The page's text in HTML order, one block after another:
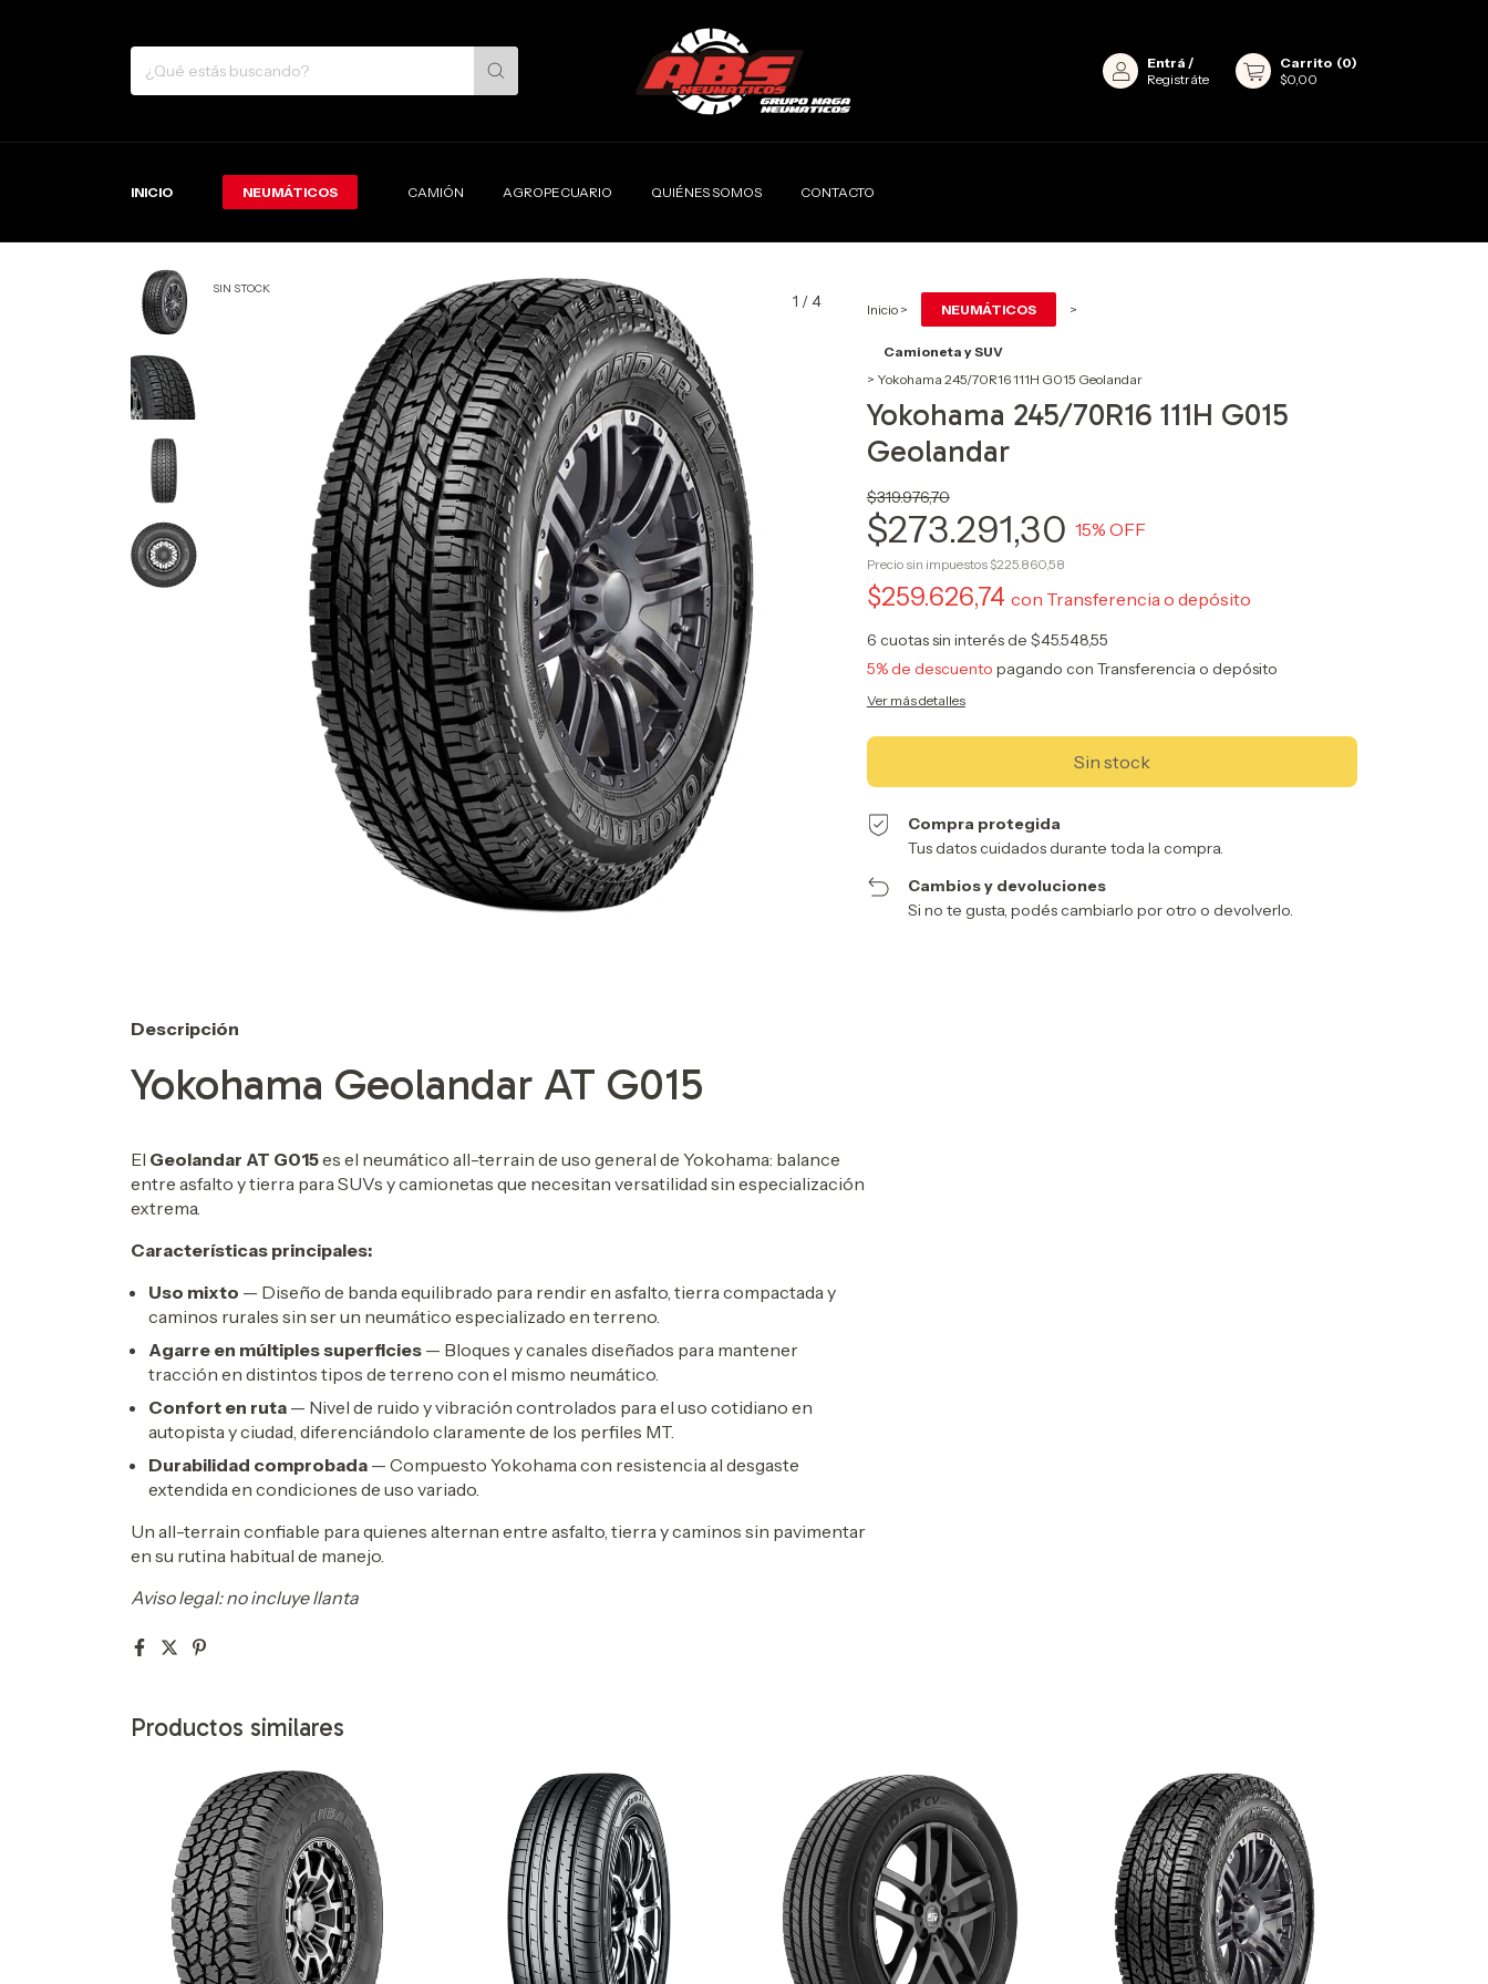
Entrá /
Registráte
Carrito (0)
$0,00
INICIO NEUMÁTICOS CAMIÓN AGROPECUARIO QUIÉNES SOMOS CONTACTO
SIN STOCK
1 /4 Inicio > NEUMÁTICOS >
Camioneta y SUV
> Yokohama 245/70R16 111H G015 Geolandar
Yokohama 245/70R16 111H G015
Geolandar
$319.976,70
$273.291,30 15% OFF
Precio sin impuestos $225.860,58
$259.626,74 con Transferencia o depósito
6 cuotas sin interés de $45.548,55
5% de descuento pagando con Transferencia o depósito
Ver más detalles
Compra protegida
Tus datos cuidados durante toda la compra.
Cambios y devoluciones
Si no te gusta, podés cambiarlo por otro o devolverlo.
Descripción
Yokohama Geolandar AT G015
El Geolandar AT G015es el neumático all-terrain de uso general de Yokohama: balance
entre asfalto y tierra para SUVs y camionetas que necesitan versatilidad sin especialización
extrema.
Características principales:
Uso mixto — Diseño de banda equilibrado para rendir en asfalto, tierra compactada y
caminos rurales sin ser un neumático especializado en terreno.
Agarre en múltiples superficies — Bloques y canales diseñados para mantener
tracción en distintos tipos de terreno con el mismo neumático.
Confort en ruta — Nivel de ruido y vibración controlados para el uso cotidiano en
autopista y ciudad, diferenciándolo claramente de los perfiles MT.
Durabilidad comprobada — Compuesto Yokohama con resistencia al desgaste
extendida en condiciones de uso variado.
Un all-terrain confiable para quienes alternan entre asfalto, tierra y caminos sin pavimentar
en su rutina habitual de manejo.
Aviso legal: no incluye llanta
Productos similares